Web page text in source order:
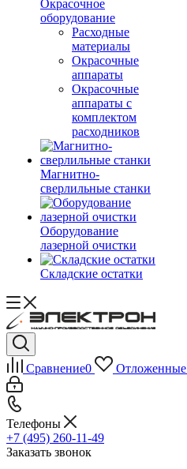
Окрасочное
оборудование
Расходные
материалы
Окрасочные
аппараты
Окрасочные
аппараты с
комплектом
расходников
Магнитно-
сверлильные станки
Оборудование
лазерной очистки
Складские остатки
Сравнение0 Отложенные
Телефоны
+7 (495) 260-11-49
Заказать звонок